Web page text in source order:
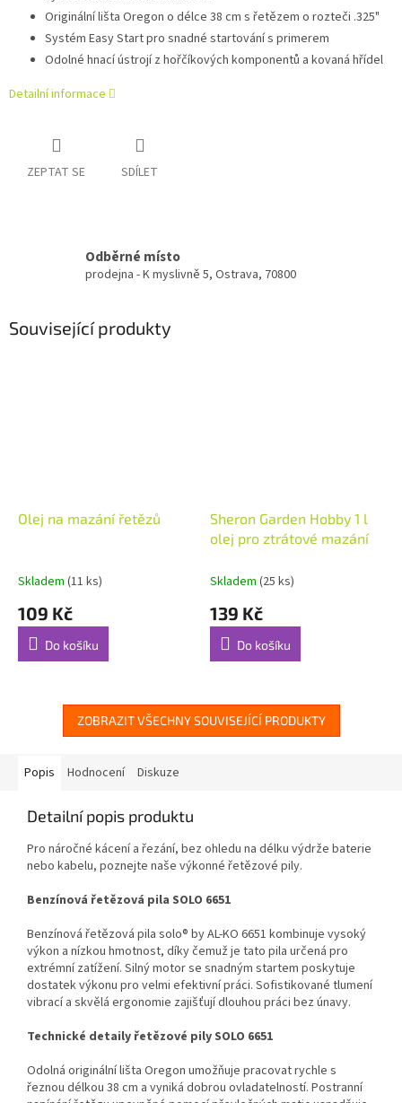
Originální lišta Oregon o délce 38 cm s řetězem o rozteči .325"
Systém Easy Start pro snadné startování s primerem
Odolné hnací ústrojí z hořčíkových komponentů a kovaná hřídel
Detailní informace
ZEPTAT SE SDÍLET
Odběrné místo
prodejna - K myslivně 5, Ostrava, 70800
Související produkty
Olej na mazání řetězů
Skladem (11 ks)
109 Kč
Do košíku
Sheron Garden Hobby 1 l
olej pro ztrátové mazání
Skladem (25 ks)
139 Kč
Do košíku
ZOBRAZIT VŠECHNY SOUVISEJÍCÍ PRODUKTY
Popis Hodnocení Diskuze
Detailní popis produktu
Pro náročné kácení a řezání, bez ohledu na délku výdrže baterie
nebo kabelu, poznejte naše výkonné řetězové pily.
Benzínová řetězová pila SOLO 6651
Benzínová řetězová pila solo® by AL-KO 6651 kombinuje vysoký
výkon a nízkou hmotnost, díky čemuž je tato pila určená pro
extrémní zatížení. Silný motor se snadným startem poskytuje
dostatek výkonu pro velmi efektivní práci. Sofistikované tlumení
vibrací a skvělá ergonomie zajišťují dlouhou práci bez únavy.
Technické detaily řetězové pily SOLO 6651
Odolná originální lišta Oregon umožňuje pracovat rychle s
řeznou délkou 38 cm a vyniká dobrou ovladatelností. Postranní